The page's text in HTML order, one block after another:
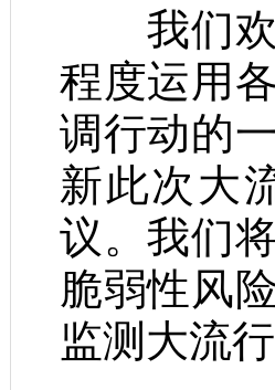
我们欢
程度运用
调行动的
新此次大
议。我们
脆弱性风
监测大流